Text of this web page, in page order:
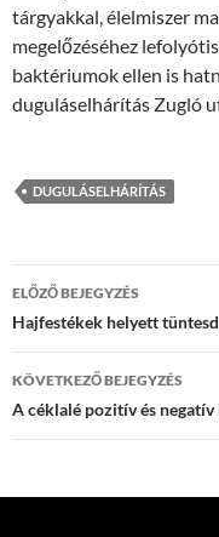
tárgyakkal, élelmiszer
megelőzéséhez
baktériumok ellen is
duguláselhárítás Zugló
DUGULÁSELHÁRÍTÁS
Bejegyzések
navigációja
ELŐZŐ BEJEGYZÉS
Hajfestékek helyett
KÖVETKEZŐ BEJEGYZÉS
A céklalé pozitív és negatív